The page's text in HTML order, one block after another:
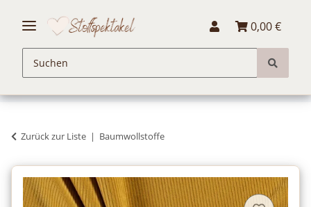
0,00 €
Zurück zur Liste Baumwollstoffe